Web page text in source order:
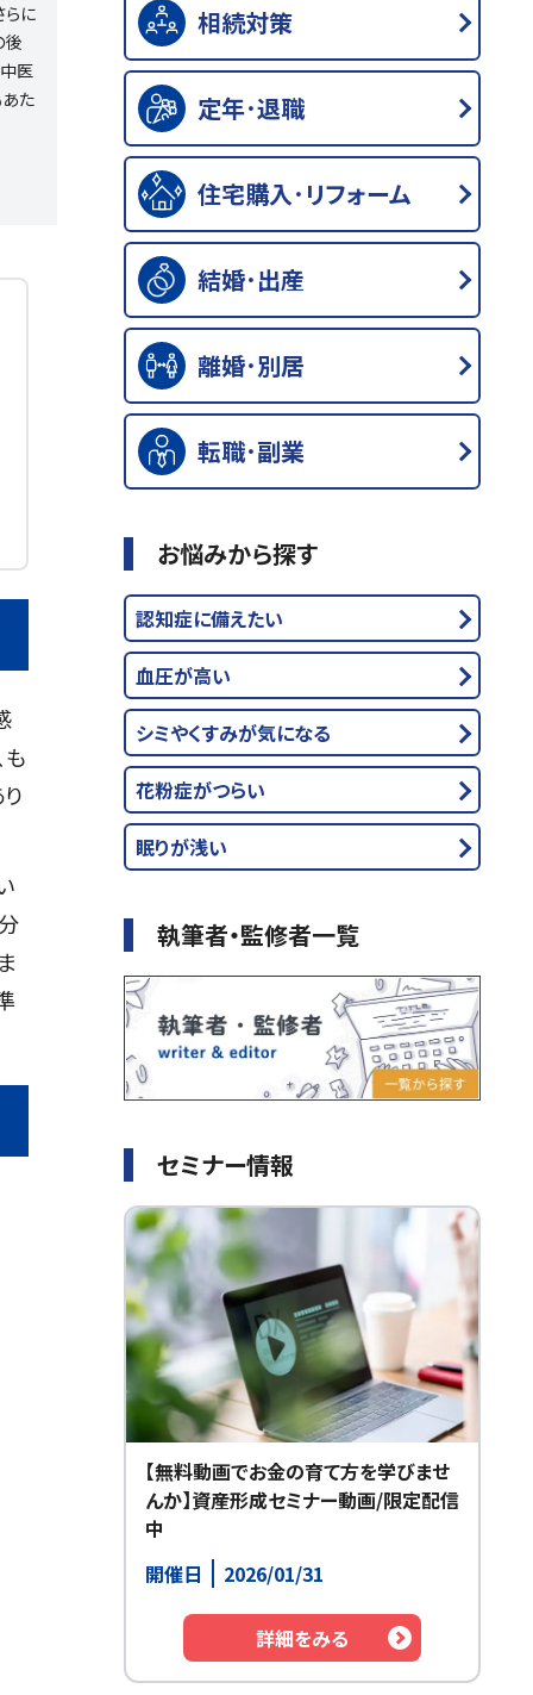
に
後
医
た
も
相続対策
定年･退職
住宅購入･リフォーム
結婚･出産
離婚･別居
転職･副業
お悩みから探す
認知症に備えたい
血圧が高い
シミやくすみが気になる
花粉症がつらい
眠りが浅い
執筆者・監修者一覧
セミナー情報
【無料動画でお金の育て方を学びませ
んか】資産形成セミナー動画/限定配信
中
開催日
2026/01/31
詳細をみる